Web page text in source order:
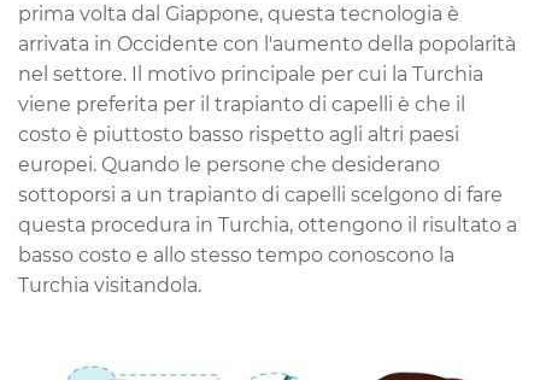
prima volta dal Giappone, questa tecnologia è
arrivata in Occidente con l'aumento della popolarità
nel settore. Il motivo principale per cui la Turchia
viene preferita per il trapianto di capelli è che il
costo è piuttosto basso rispetto agli altri paesi
europei. Quando le persone che desiderano
sottoporsi a un trapianto di capelli scelgono di fare
questa procedura in Turchia, ottengono il risultato a
basso costo e allo stesso tempo conoscono la
Turchia visitandola.